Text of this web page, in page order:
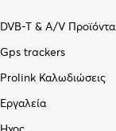
DVB-T & A/V Προϊόντα
Gps trackers
Prolink Καλωδιώσεις
Εργαλεία